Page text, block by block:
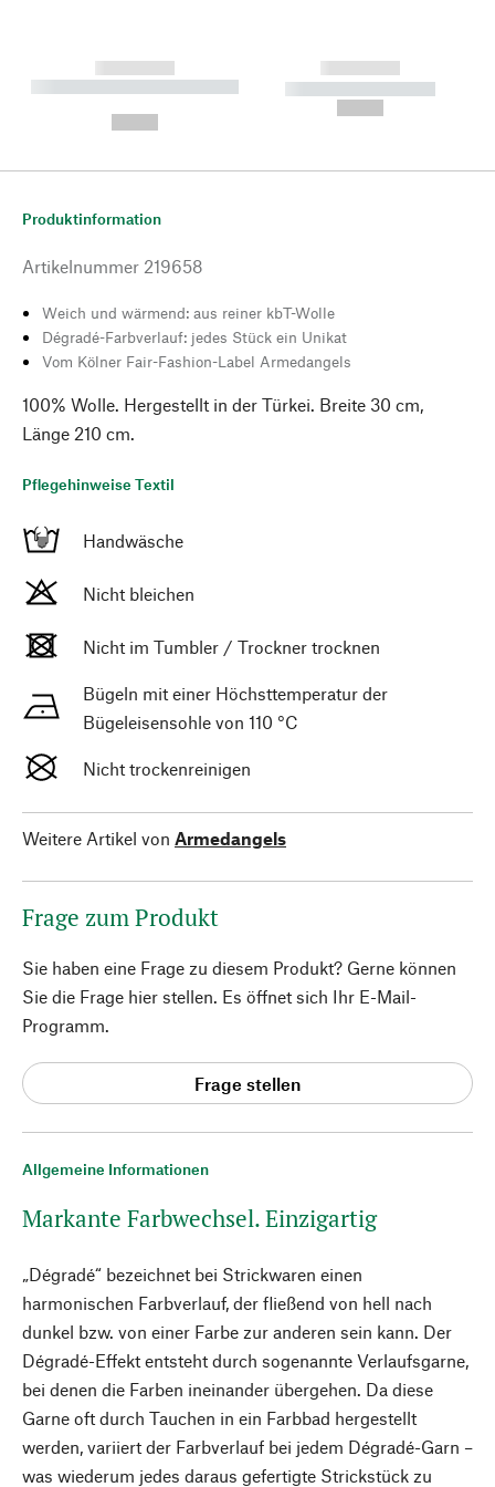
------------
----------- ----------- --------
------------
----------- -----------
Allgemeine Informationen
Markante Farbwechsel. Einzigartig
„Dégradé“ bezeichnet bei Strickwaren einen
harmonischen Farbverlauf, der fließend von hell nach
dunkel bzw. von einer Farbe zur anderen sein kann. Der
Dégradé-Effekt entsteht durch sogenannte Verlaufsgarne,
bei denen die Farben ineinander übergehen. Da diese
Garne oft durch Tauchen in ein Farbbad hergestellt
werden, variiert der Farbverlauf bei jedem Dégradé-Garn –
was wiederum jedes daraus gefertigte Strickstück zu
Produktinformation
Artikelnummer 219658
Weich und wärmend: aus reiner kbT-Wolle
Dégradé-Farbverlauf: jedes Stück ein Unikat
Vom Kölner Fair-Fashion-Label Armedangels
100% Wolle. Hergestellt in der Türkei. Breite 30 cm,
Länge 210 cm.
Pflegehinweise Textil
Handwäsche
Nicht bleichen
Nicht im Tumbler / Trockner trocknen
Bügeln mit einer Höchsttemperatur der
Bügeleisensohle von 110 °C
Nicht trockenreinigen
Weitere Artikel von Armedangels
Frage zum Produkt
Sie haben eine Frage zu diesem Produkt? Gerne können
Sie die Frage hier stellen. Es öffnet sich Ihr E-Mail-
Programm.
Frage stellen